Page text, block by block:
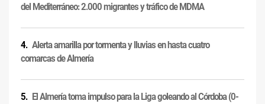
del Mediterráneo: 2.000 migrantes y tráfico de MDMA
Alerta amarilla por tormenta y lluvias en hasta cuatro
comarcas de Almería
El Almería toma impulso para la Liga goleando al Córdoba (0-